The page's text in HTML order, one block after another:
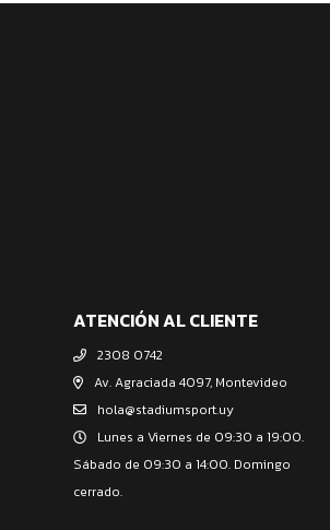
ATENCIÓN AL CLIENTE
2308 0742
Av. Agraciada 4097, Montevideo
hola@stadiumsport.uy
Lunes a Viernes de 09:30 a 19:00.
Sábado de 09:30 a 14:00. Domingo
cerrado.